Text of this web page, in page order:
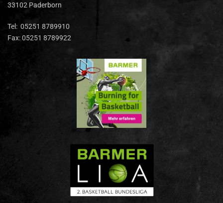
33102 Paderborn
Tel: 05251 8789910
Fax: 05251 8789922